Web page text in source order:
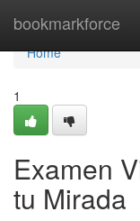
bookmarkforce
Home
Home
1
Examen
tu Mirada